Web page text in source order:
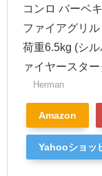
コンロ バーベ
ファイアグリ
荷重6.5kg (シ
ァイヤースタ
Herman
Amazon
Yahooショッ